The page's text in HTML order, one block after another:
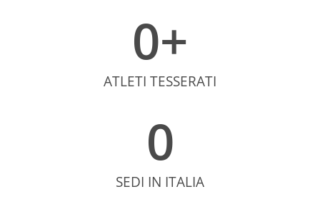
ATLETI TESSERATI
0+
SEDI IN ITALIA
0